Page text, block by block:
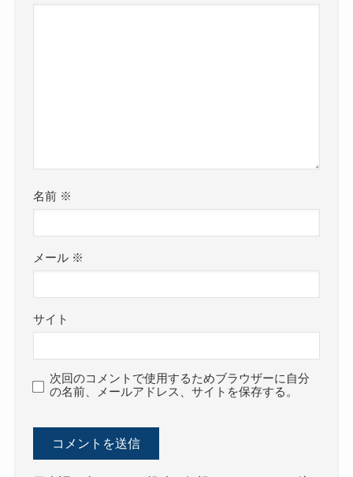
名前 ※
メール ※
サイト
次回のコメントで使用するためブラウザーに自分
の名前、メールアドレス、サイトを保存する。